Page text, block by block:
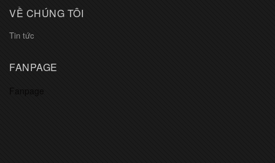
VỀ CHÚNG TÔI
Tin tức
FANPAGE